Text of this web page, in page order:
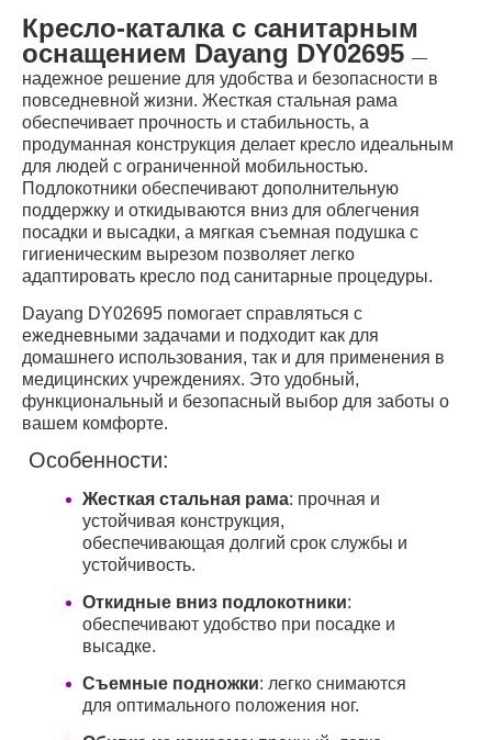
Кресло-каталка с санитарным
оснащением Dayang DY02695 —
надежное решение для удобства и безопасности в
повседневной жизни. Жесткая стальная рама
обеспечивает прочность и стабильность, а
продуманная конструкция делает кресло идеальным
для людей с ограниченной мобильностью.
Подлокотники обеспечивают дополнительную
поддержку и откидываются вниз для облегчения
посадки и высадки, а мягкая съемная подушка с
гигиеническим вырезом позволяет легко
адаптировать кресло под санитарные процедуры.
Dayang DY02695 помогает справляться с
ежедневными задачами и подходит как для
домашнего использования, так и для применения в
медицинских учреждениях. Это удобный,
функциональный и безопасный выбор для заботы о
вашем комфорте.
Особенности:
Жесткая стальная рама: прочная и
устойчивая конструкция,
обеспечивающая долгий срок службы и
устойчивость.
Откидные вниз подлокотники:
обеспечивают удобство при посадке и
высадке.
Съемные подножки: легко снимаются
для оптимального положения ног.